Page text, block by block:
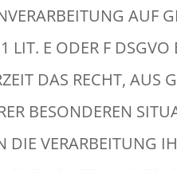
AUF
LIT. E ODER F DSGVO
DAS RECHT, AUS
BESONDEREN
DIE VERARBEITUNG